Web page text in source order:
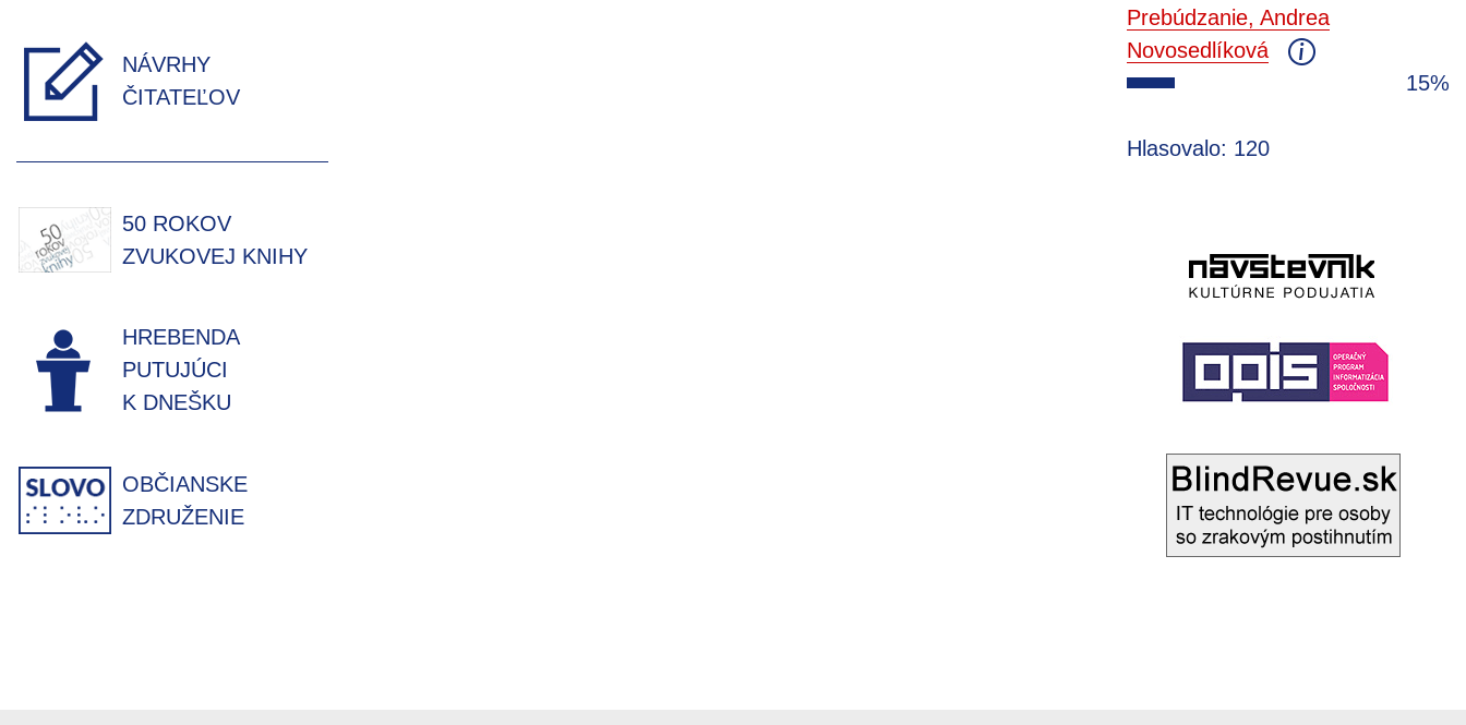
NÁVRHY
ČITATEĽOV
50 ROKOV
ZVUKOVEJ KNIHY
HREBENDA
PUTUJÚCI
K DNEŠKU
OBČIANSKE
ZDRUŽENIE
Prebúdzanie, Andrea
Novosedlíková
15%
Hlasovalo: 120